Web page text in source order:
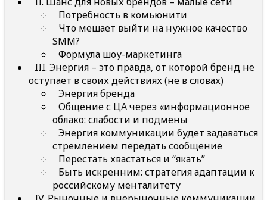
Потребность в комьюнити
Что мешает выйти на нужное качество
SMM?
Формула шоу-маркетинга
III. Энергия – это правда, от которой бренд не
оступает в своих действиях (не в словах)
Энергия бренда
Общение с ЦА через «информационное
облако: слабости и подмены
Энергия коммуникации будет задаваться
стремлением передать сообщение
Перестать хвастаться и “якать”
Быть искренним: стратегия адаптации к
российскому менталитету